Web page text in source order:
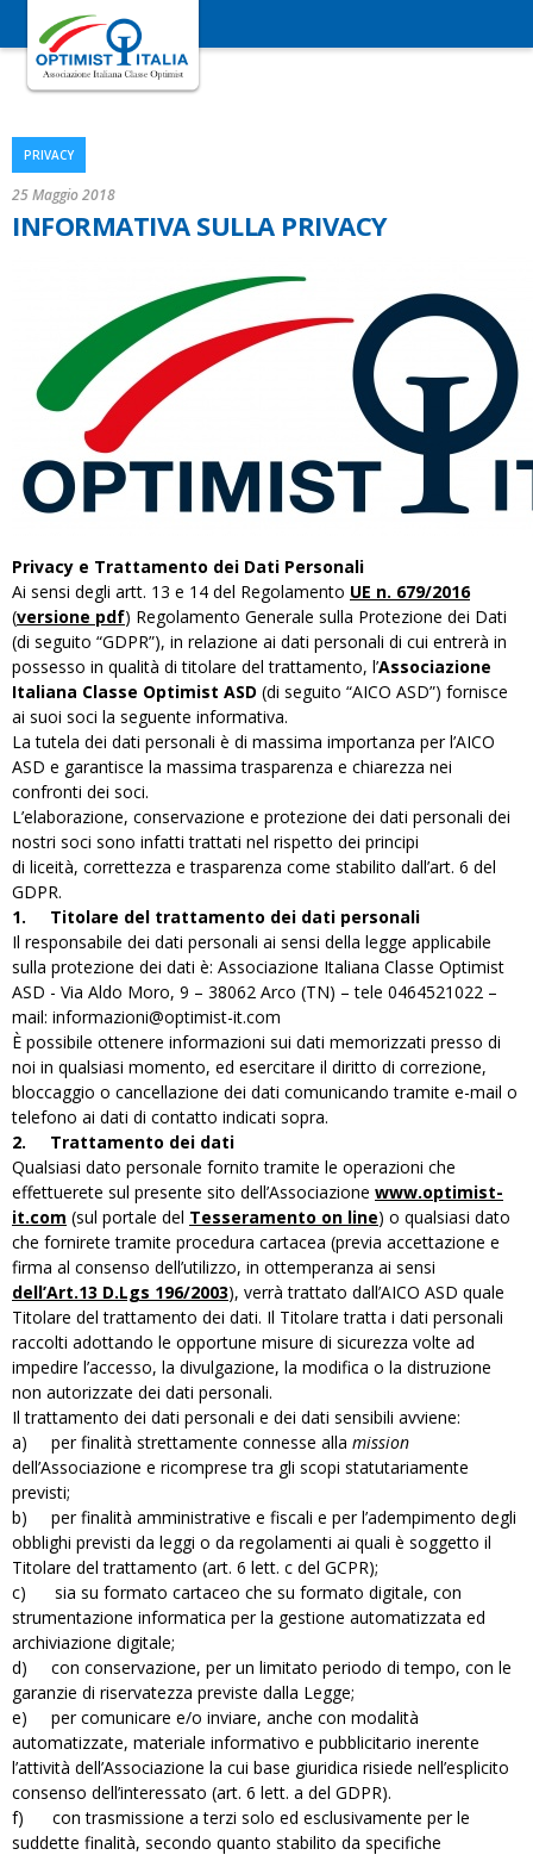
PRIVACY
25 Maggio 2018
INFORMATIVA SULLA PRIVACY
Privacy e Trattamento dei Dati Personali
Ai sensi degli artt. 13 e 14 del Regolamento UE n. 679/2016
(versione pdf) Regolamento Generale sulla Protezione dei Dati
(di seguito “GDPR”), in relazione ai dati personali di cui entrerà in
possesso in qualità di titolare del trattamento, l’Associazione
Italiana Classe Optimist ASD (di seguito “AICO ASD”) fornisce
ai suoi soci la seguente informativa.
La tutela dei dati personali è di massima importanza per l’AICO
ASD e garantisce la massima trasparenza e chiarezza nei
confronti dei soci.
L’elaborazione, conservazione e protezione dei dati personali dei
nostri soci sono infatti trattati nel rispetto dei principi
di liceità, correttezza e trasparenza come stabilito dall’art. 6 del
GDPR.
1. Titolare del trattamento dei dati personali
Il responsabile dei dati personali ai sensi della legge applicabile
sulla protezione dei dati è: Associazione Italiana Classe Optimist
ASD - Via Aldo Moro, 9 – 38062 Arco (TN) – tele 0464521022 –
mail: informazioni@optimist-it.com
È possibile ottenere informazioni sui dati memorizzati presso di
noi in qualsiasi momento, ed esercitare il diritto di correzione,
bloccaggio o cancellazione dei dati comunicando tramite e-mail o
telefono ai dati di contatto indicati sopra.
2. Trattamento dei dati
Qualsiasi dato personale fornito tramite le operazioni che
effettuerete sul presente sito dell’Associazione www.optimist-
it.com (sul portale del Tesseramento on line) o qualsiasi dato
che fornirete tramite procedura cartacea (previa accettazione e
firma al consenso dell’utilizzo, in ottemperanza ai sensi
dell’Art.13 D.Lgs 196/2003), verrà trattato dall’AICO ASD quale
Titolare del trattamento dei dati. Il Titolare tratta i dati personali
raccolti adottando le opportune misure di sicurezza volte ad
impedire l’accesso, la divulgazione, la modifica o la distruzione
non autorizzate dei dati personali.
Il trattamento dei dati personali e dei dati sensibili avviene:
a) per finalità strettamente connesse alla mission
dell’Associazione e ricomprese tra gli scopi statutariamente
previsti;
b) per finalità amministrative e fiscali e per l’adempimento degli
obblighi previsti da leggi o da regolamenti ai quali è soggetto il
Titolare del trattamento (art. 6 lett. c del GCPR);
c) sia su formato cartaceo che su formato digitale, con
strumentazione informatica per la gestione automatizzata ed
archiviazione digitale;
d) con conservazione, per un limitato periodo di tempo, con le
garanzie di riservatezza previste dalla Legge;
e) per comunicare e/o inviare, anche con modalità
automatizzate, materiale informativo e pubblicitario inerente
l’attività dell’Associazione la cui base giuridica risiede nell’esplicito
consenso dell’interessato (art. 6 lett. a del GDPR).
f) con trasmissione a terzi solo ed esclusivamente per le
suddette finalità, secondo quanto stabilito da specifiche